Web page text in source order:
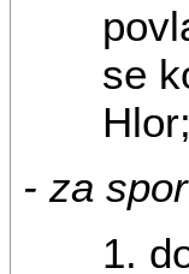
se
Hlor;
- za
1.